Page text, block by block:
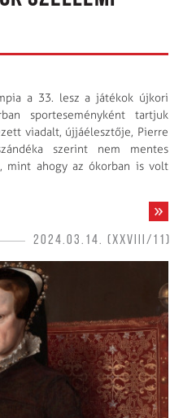
a 33. lesz a játékok újkori
sporteseményként tartjuk
viadalt, újjáélesztője, Pierre
szerint nem mentes
mint ahogy az ókorban is volt
2024.03.14. (XXVIII/11)